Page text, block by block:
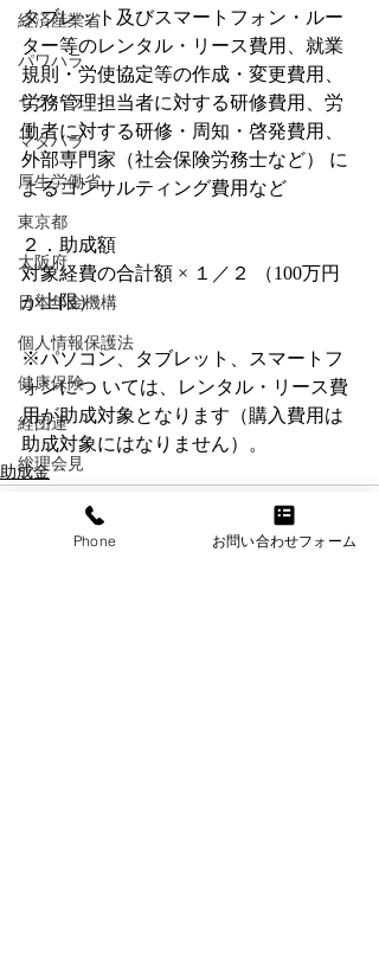
経済産業省
パワハラ
セクハラ
マタハラ
厚生労働省
東京都
大阪府
日本年金機構
個人情報保護法
健康保険
経団連
総理会見
業務改善助成金
タブレット及びスマートフォン・ルー
ター等のレンタル・リース費用、就業
規則・労使協定等の作成・変更費用、
労務管理担当者に対する研修費用、労
働者に対する研修・周知・啓発費用、
外部専門家（社会保険労務士など） に
よるコンサルティング費用など
２．助成額
対象経費の合計額 × １／２ （100万円
が上限）
※パソコン、タブレット、スマートフ
ォンにつ いては、レンタル・リース費
用が助成対象となります（購入費用は
助成対象にはなりません）。
助成金
Phone お問い合わせフォーム